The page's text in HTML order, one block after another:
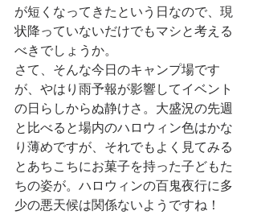
が短くなってきたという日なので、現
状降っていないだけでもマシと考える
べきでしょうか。
さて、そんな今日のキャンプ場です
が、やはり雨予報が影響してイベント
の日らしからぬ静けさ。大盛況の先週
と比べると場内のハロウィン色はかな
り薄めですが、それでもよく見てみる
とあちこちにお菓子を持った子どもた
ちの姿が。ハロウィンの百鬼夜行に多
少の悪天候は関係ないようですね！